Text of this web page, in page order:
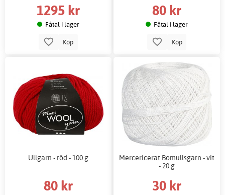
1295 kr
Fåtal i lager
Köp
80 kr
Fåtal i lager
Köp
Ullgarn - röd - 100 g
80 kr
Mercericerat Bomullsgarn - vit
- 20 g
30 kr